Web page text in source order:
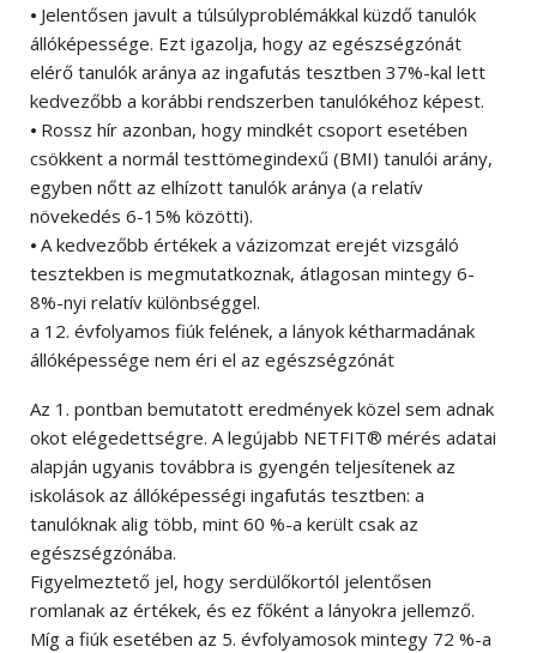
⦁ Jelentősen javult a túlsúlyproblémákkal küzdő tanulók
állóképessége. Ezt igazolja, hogy az egészségzónát
elérő tanulók aránya az ingafutás tesztben 37%-kal lett
kedvezőbb a korábbi rendszerben tanulókéhoz képest.
⦁ Rossz hír azonban, hogy mindkét csoport esetében
csökkent a normál testtömegindexű (BMI) tanulói arány,
egyben nőtt az elhízott tanulók aránya (a relatív
növekedés 6-15% közötti).
⦁ A kedvezőbb értékek a vázizomzat erejét vizsgáló
tesztekben is megmutatkoznak, átlagosan mintegy 6-
8%-nyi relatív különbséggel.
a 12. évfolyamos fiúk felének, a lányok kétharmadának
állóképessége nem éri el az egészségzónát
Az 1. pontban bemutatott eredmények közel sem adnak
okot elégedettségre. A legújabb NETFIT® mérés adatai
alapján ugyanis továbbra is gyengén teljesítenek az
iskolások az állóképességi ingafutás tesztben: a
tanulóknak alig több, mint 60 %-a került csak az
egészségzónába.
Figyelmeztető jel, hogy serdülőkortól jelentősen
romlanak az értékek, és ez főként a lányokra jellemző.
Míg a fiúk esetében az 5. évfolyamosok mintegy 72 %-a